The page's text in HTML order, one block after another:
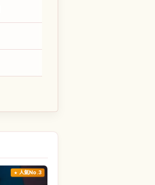
人氣No.3